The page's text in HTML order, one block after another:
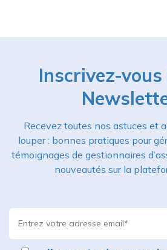
Inscrivez-
Recevez toutes nos astuces et
louper : bonnes pratiques pour
témoignages de gestionnaires
nouveautés sur la